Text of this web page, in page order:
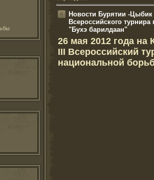
Новости Бурятии -
Всероссийского
"Бухэ барилдаан"
26 мая 2012 года
III Всероссийский
национальной